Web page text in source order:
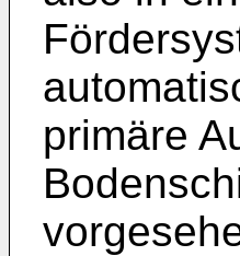
primäre